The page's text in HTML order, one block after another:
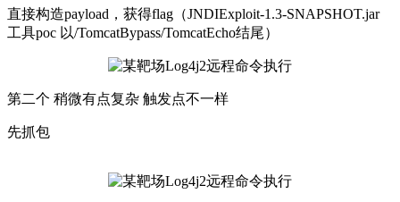
直接构造payload，获得flag（JNDIExploit-1.3-SNAPSHOT.jar
工具poc 以/TomcatBypass/TomcatEcho结尾）
第二个 稍微有点复杂 触发点不一样
先抓包